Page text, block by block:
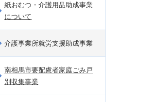
紙おむつ・介護用品助成事業
について
介護事業所就労支援助成事業
南相馬市要配慮者家庭ごみ戸
別収集事業